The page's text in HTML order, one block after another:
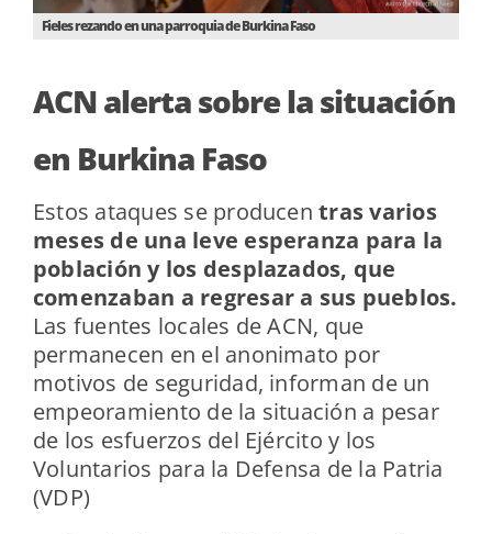
Fieles rezando en una parroquia de Burkina Faso
ACN alerta sobre la situación
en Burkina Faso
Estos ataques se producentras varios
meses de una leve esperanza para la
población y los desplazados, que
comenzaban a regresar a sus pueblos.
Las fuentes locales de ACN, que
permanecen en el anonimato por
motivos de seguridad, informan de un
empeoramiento de la situación a pesar
de los esfuerzos del Ejército y los
Voluntarios para la Defensa de la Patria
(VDP)